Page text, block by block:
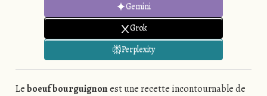
Gemini
Grok
Perplexity
Leboeuf bourguignonest une recette incontournable de